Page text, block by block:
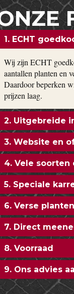
1. ECHT
Wij zijn ECHT
aantallen planten en
Daardoor beperken
prijzen laag.
2. Uitgebreide
3. Website en
4. Vele soorten
5. Speciale
6. Verse planten
7. Direct
8. Voorraad
9. Ons advies